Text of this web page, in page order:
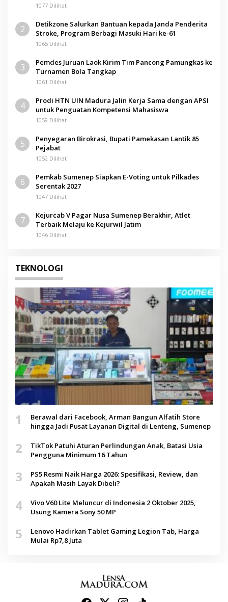
1077 Dilihat
2
Detikzone Salurkan Bantuan kepada Janda Penderita
Stroke, Program Berbagi Masuki Hari ke-61
1065 Dilihat
3
Pemdes Juruan Laok Kirim Tim Pancong Pamungkas ke
Turnamen Bola Tangkap
1061 Dilihat
4
Prodi HTN UIN Madura Jalin Kerja Sama dengan APSI
untuk Penguatan Kompetensi Mahasiswa
1059 Dilihat
5
Penyegaran Birokrasi, Bupati Pamekasan Lantik 85
Pejabat
1052 Dilihat
6
Pemkab Sumenep Siapkan E-Voting untuk Pilkades
Serentak 2027
1047 Dilihat
7
Kejurcab V Pagar Nusa Sumenep Berakhir, Atlet
Terbaik Melaju ke Kejurwil Jatim
1046 Dilihat
TEKNOLOGI
1
Berawal dari Facebook, Arman Bangun Alfatih Store
hingga Jadi Pusat Layanan Digital di Lenteng, Sumenep
2
TikTok Patuhi Aturan Perlindungan Anak, Batasi Usia
Pengguna Minimum 16 Tahun
3
PS5 Resmi Naik Harga 2026: Spesifikasi, Review, dan
Apakah Masih Layak Dibeli?
4
Vivo V60 Lite Meluncur di Indonesia 2 Oktober 2025,
Usung Kamera Sony 50 MP
5
Lenovo Hadirkan Tablet Gaming Legion Tab, Harga
Mulai Rp7,8 Juta